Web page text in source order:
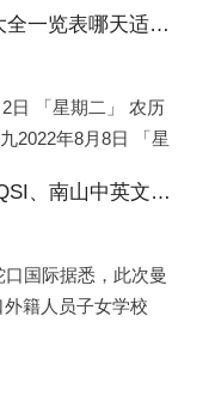
桃城区2022年8月份搬家的黄道吉日查询大全一览表哪天适合搬家好日子
日 「星期二」 农历
2022年8月8日 「星
桃城区深圳三所国际化学校搬家？曼校、QSI、南山中英文搬走了
国际据悉，此次曼
籍人员子女学校